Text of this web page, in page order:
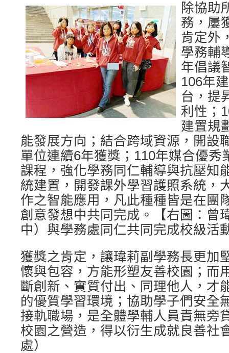
除協助
務，屢
肯定外
學務輔
年倡議
106年
台，提
利性；
建置規
能發展方向；結合跨域資源，開設
單位連續6年獲獎；110年媒合優秀
課程，強化學務同仁輔導與抗壓知
統建置，開發課外學習護照系統，
作之智能應用，凡此種種皆是在團
創意發想中共同完成。【右圖：曾
中）與學務處同仁共同完成校級活
獲獎之肯定，讓瑋莉副學務長更加
懷與包容，方能形塑友善校園；而
斷創新、實質付出、同理他人，才
的優質學習環境；協助學子們安全
接軌職場，是全體學輔人員責無旁
校園之營造，得以衍生成就良善社
處）